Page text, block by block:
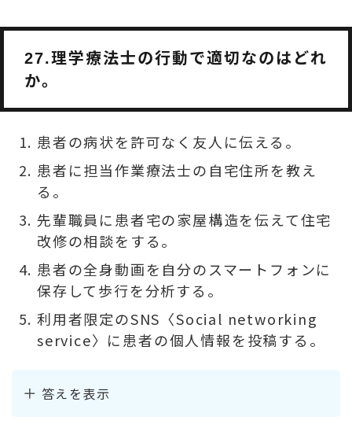
27.理学療法士の行動で適切なのはどれ
か。
患者の病状を許可なく友人に伝える。
患者に担当作業療法士の自宅住所を教え
る。
先輩職員に患者宅の家屋構造を伝えて住宅
改修の相談をする。
患者の全身動画を自分のスマートフォンに
保存して歩行を分析する。
利用者限定のSNS〈Social networking
service〉に患者の個人情報を投稿する。
答えを表示